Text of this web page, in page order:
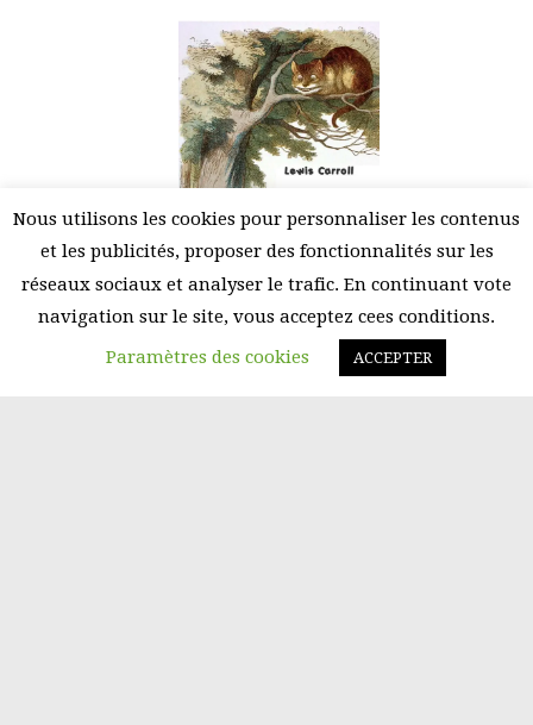
Nous utilisons les cookies pour personnaliser les contenus
et les publicités, proposer des fonctionnalités sur les
réseaux sociaux et analyser le trafic. En continuant vote
navigation sur le site, vous acceptez cees conditions.
Paramètres des cookies
ACCEPTER